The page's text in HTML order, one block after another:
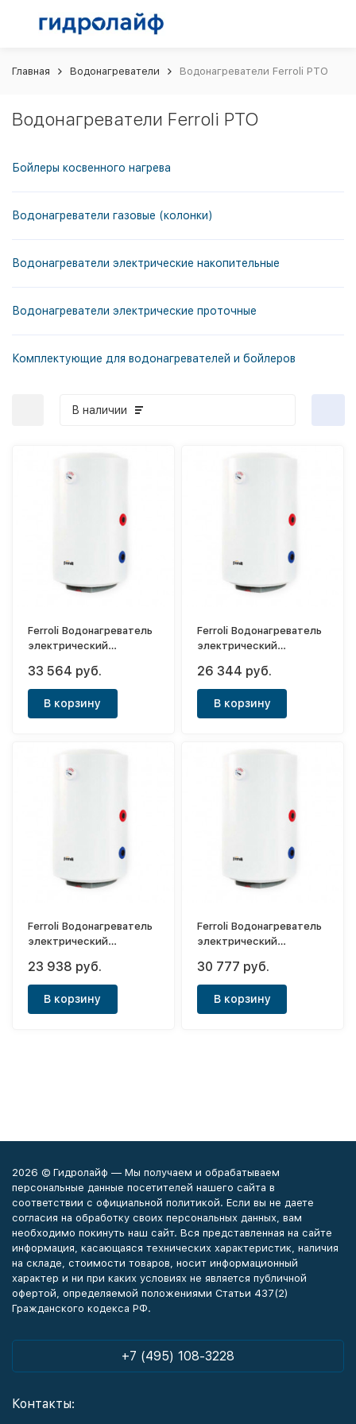
Главная Водонагреватели Водонагреватели Ferroli PTO
Водонагреватели Ferroli PTO
Бойлеры косвенного нагрева
Водонагреватели газовые (колонки)
Водонагреватели электрические накопительные
Водонагреватели электрические проточные
Комплектующие для водонагревателей и бойлеров
В наличии
Ferroli Водонагреватель
электрический
150V
33 564 руб.
В корзину
Ferroli Водонагреватель
электрический
100V
26 344 руб.
В корзину
Ferroli Водонагреватель
электрический
23 938 руб.
В корзину
Ferroli Водонагреватель
электрический
120V
30 777 руб.
В корзину
2026 © Гидролайф — Мы получаем и обрабатываем
персональные данные посетителей нашего сайта в
соответствии с официальной политикой. Если вы не даете
согласия на обработку своих персональных данных, вам
необходимо покинуть наш сайт. Вся представленная на сайте
информация, касающаяся технических характеристик, наличия
на складе, стоимости товаров, носит информационный
характер и ни при каких условиях не является публичной
офертой, определяемой положениями Статьи 437(2)
Гражданского кодекса РФ.
+7 (495) 108-3228
Контакты: